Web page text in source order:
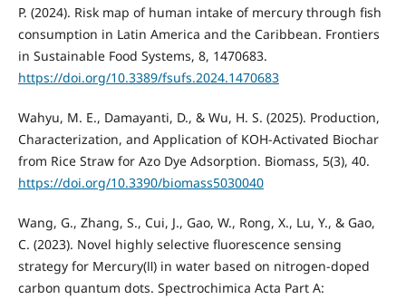
P. (2024). Risk map of human intake of mercury through fish
consumption in Latin America and the Caribbean. Frontiers
in Sustainable Food Systems, 8, 1470683.
https://doi.org/10.3389/fsufs.2024.1470683
Wahyu, M. E., Damayanti, D., & Wu, H. S. (2025). Production,
Characterization, and Application of KOH-Activated Biochar
from Rice Straw for Azo Dye Adsorption. Biomass, 5(3), 40.
https://doi.org/10.3390/biomass5030040
Wang, G., Zhang, S., Cui, J., Gao, W., Rong, X., Lu, Y., & Gao,
C. (2023). Novel highly selective fluorescence sensing
strategy for Mercury(Ⅱ) in water based on nitrogen-doped
carbon quantum dots. Spectrochimica Acta Part A: